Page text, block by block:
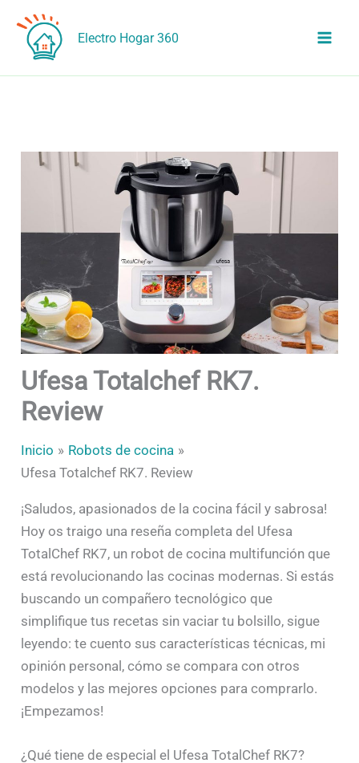
contenido
Electro Hogar 360
Ufesa Totalchef RK7.
Review
Inicio
Robots de cocina
Ufesa Totalchef RK7. Review
¡Saludos, apasionados de la cocina fácil y sabrosa!
Hoy os traigo una reseña completa del Ufesa
TotalChef RK7, un robot de cocina multifunción que
está revolucionando las cocinas modernas. Si estás
buscando un compañero tecnológico que
simplifique tus recetas sin vaciar tu bolsillo, sigue
leyendo: te cuento sus características técnicas, mi
opinión personal, cómo se compara con otros
modelos y las mejores opciones para comprarlo.
¡Empezamos!
¿Qué tiene de especial el Ufesa TotalChef RK7?